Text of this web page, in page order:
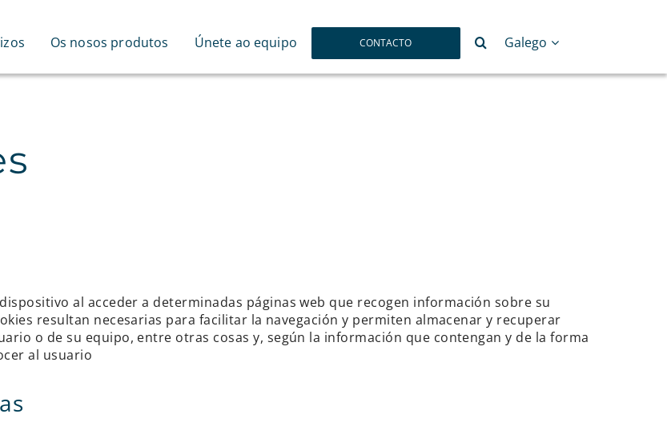
Os nosos produtos Únete ao equipo CONTACTO Busca Galego
al acceder a determinadas páginas web que recogen información sobre su
resultan necesarias para facilitar la navegación y permiten almacenar y recuperar
o de su equipo, entre otras cosas y, según la información que contengan y de la forma
al usuario